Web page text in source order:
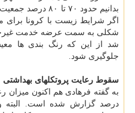
بدانیم حدود ۷۰
اگر شرایط زیست با کرونا برای
شکلی به سمت عرضه خدمت
شد از این که رنگ بندی ها
جلوگیری شود.
سقوط رعایت پروتکلهای بهداشتی
درصد گزارش شده است. البته